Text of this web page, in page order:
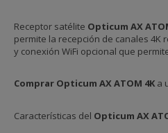
Receptor satélite Opticum AX
permite la recepción de canales 4K
y conexión WiFi opcional que
Comprar Opticum AX ATOM 4Ka
Características del Opticum AX